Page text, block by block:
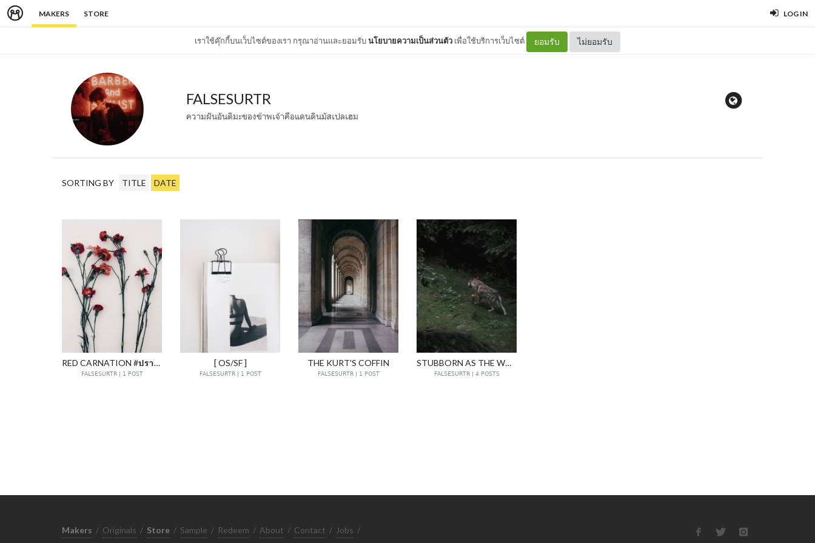
MAKERS STORE LOG IN
เราใช้คุ๊กกี้บนเว็บไซต์ของเรา กรุณาอ่านและยอมรับนโยบายความเป็นส่วนตัว เพื่อใช้บริการเว็บไซต์ ยอมรับ ไม่ยอมรับ
FALSESURTR
ความฝันอันติมะของข้าพเจ้าคือแดนดินมัสเปลเฮม
SORTING BY TITLE DATE
RED CARNATION #ปราบเอิร์ธ
FALSESURTR | 1 POST
[ OS/SF ]
FALSESURTR | 1 POST
THE KURT'S COFFIN
FALSESURTR | 1 POST
STUBBORN AS THE WOLF (MULE)
FALSESURTR | 4 POSTS
Makers / Originals / Store / Sample / Redeem / About / Contact / Jobs /